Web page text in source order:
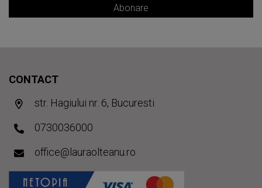
Abonare
CONTACT
str. Hagiului nr. 6, Bucuresti
0730036000
office@lauraolteanu.ro